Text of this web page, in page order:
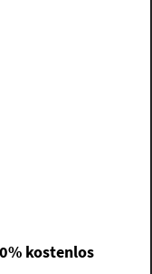
kostenlos